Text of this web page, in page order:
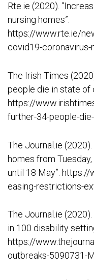
Rte.ie (2020).
nursing homes”.
https://www.rte.ie/
covid19-
The Irish Times
people die in state of
https://
further-34-people-
The Journal.ie
homes from
until 18 May”.
easing-restrictions-
The Journal.ie
in 100 disability
https://
outbreaks-5090731-